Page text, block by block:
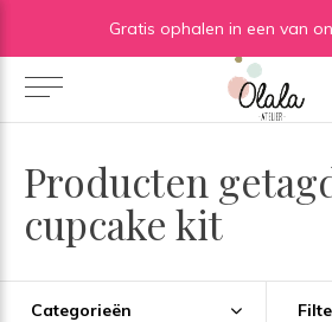
Gratis ophalen in een van
Producten
cupcake kit
Categorieën